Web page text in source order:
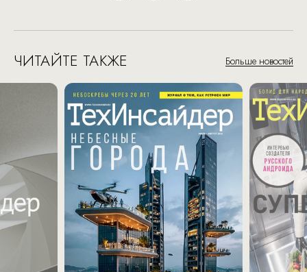
ЧИТАЙТЕ ТАКЖЕ Больше новостей